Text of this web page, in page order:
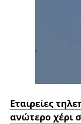
Εταιρείες
ανώτερο χέρι